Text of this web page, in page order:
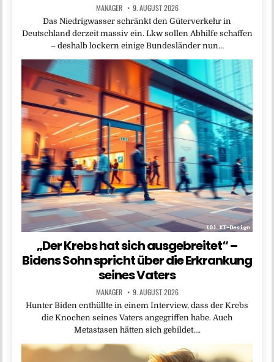
MANAGER 9. AUGUST 2026
Das Niedrigwasser schränkt den Güterverkehr in
Deutschland derzeit massiv ein. Lkw sollen Abhilfe schaffen
– deshalb lockern einige Bundesländer nun…
„Der Krebs hat sich ausgebreitet“ –
Bidens Sohn spricht über die Erkrankung
seines Vaters
MANAGER 9. AUGUST 2026
Hunter Biden enthüllte in einem Interview, dass der Krebs
die Knochen seines Vaters angegriffen habe. Auch
Metastasen hätten sich gebildet….